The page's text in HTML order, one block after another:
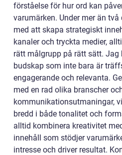
förståelse för hur ord kan
varumärken. Under mer än
med att skapa strategiskt
kanaler och tryckta medier,
rätt målgrupp på rätt sätt.
budskap som inte bara är
engagerande och relevanta.
med en rad olika branscher
kommunikationsutmaningar,
bredd i både tonalitet och
alltid kombinera kreativitet
innehåll som stödjer
intresse och driver resultat.